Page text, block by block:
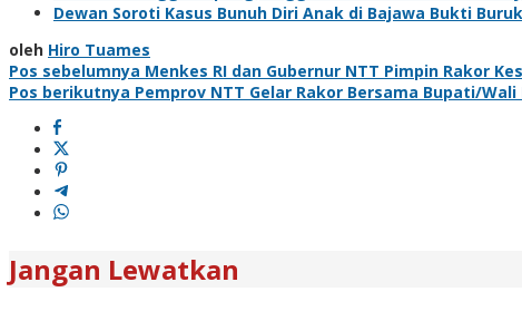
Dewan Soroti Kasus Bunuh Diri Anak di Bajawa Bukti
oleh Hiro Tuames
Navigasi
pos
Pos sebelumnya Menkes RI dan Gubernur NTT Pimpin Rakor
Pos berikutnya Pemprov NTT Gelar Rakor Bersama Bupati/
Jangan Lewatkan